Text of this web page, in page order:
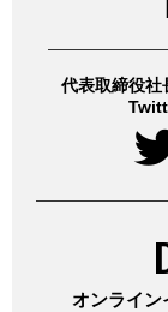
代表取締役社
オンライン